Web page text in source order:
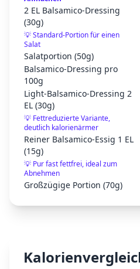
2 EL Balsamico-Dressing
(30g)
💡Standard-Portion für einen
Salat
Salatportion (50g)
Balsamico-Dressing pro
100g
Light-Balsamico-Dressing 2
EL (30g)
💡 Fettreduzierte Variante,
deutlich kalorienärmer
Reiner Balsamico-Essig 1 EL
(15g)
💡 Pur fast fettfrei, ideal zum
Abnehmen
Großzügige Portion (70g)